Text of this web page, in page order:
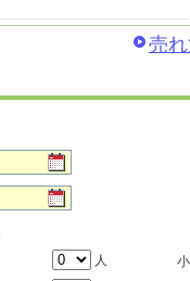
売
人